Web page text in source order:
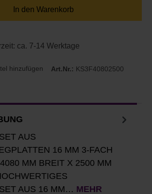
In den Warenkorb
ca. 7-14 Werktage
hinzufügen Art.Nr.: KS3F40802500
AUS
16 MM 3-FACH
MM BREIT X 2500 MM
AUS 16 MM… MEHR